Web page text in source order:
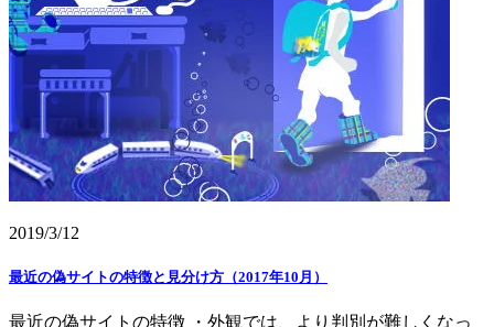
2019/3/12
最近の偽サイトの特徴と見分け方（2017年10月）
最近の偽サイトの特徴 ・外観では、より判別が難しくなっ